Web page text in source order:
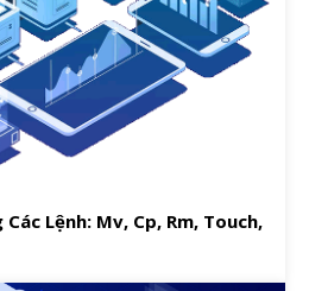
Lệnh: Mv, Cp, Rm, Touch,